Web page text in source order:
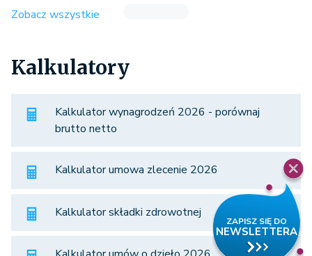
Zobacz wszystkie
Kalkulatory
Kalkulator wynagrodzeń 2026 - porównaj
brutto netto
Kalkulator umowa zlecenie 2026
Kalkulator składki zdrowotnej